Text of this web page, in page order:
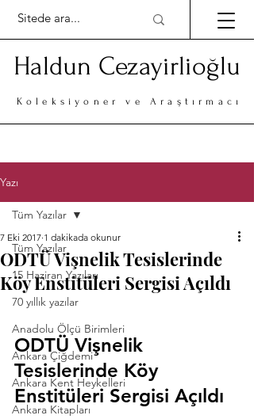
Haldun Cezayirlioğlu
Koleksiyoner ve Araştırmacı
Yazı
Tüm Yazılar
15 Haziran Yazıları
70 yıllık yazılar
Anadolu Ölçü Birimleri
Ankara Çiğdemi
Ankara Kent Heykelleri
Ankara Kitapları
Tüm Yazılar
ODTÜ Vişnelik Tesislerinde
Köy Enstitüleri Sergisi Açıldı
7 Eki 2017 1 dakikada okunur
ODTÜ Vişnelik
Tesislerinde Köy
Enstitüleri Sergisi Açıldı